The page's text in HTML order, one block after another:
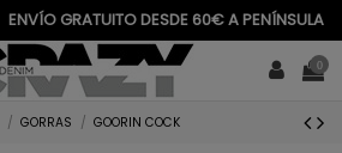
ENVÍO GRATUITO DESDE 60€ A PENÍNSULA
0
GORRAS GOORIN COCK